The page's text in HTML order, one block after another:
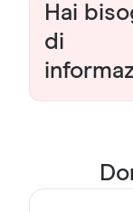
Hai
di